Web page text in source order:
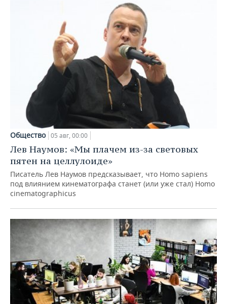
Общество 05 авг, 00:00
Лев Наумов: «Мы плачем из-за световых
пятен на целлулоиде»
Писатель Лев Наумов предсказывает, что Homo sapiens
под влиянием кинематографа станет (или уже стал) Homo
cinematographicus